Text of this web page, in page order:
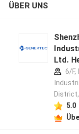
ÜBER UNS
Ltd.
6/F,
5.0